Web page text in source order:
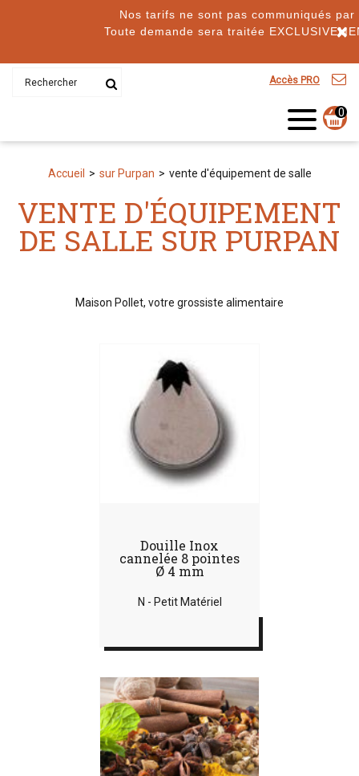
Nos tarifs ne sont pas communiqués par
Toute demande sera traitée
×
Accès PRO
0
Accueil sur Purpan vente d'équipement de salle
VENTE D'ÉQUIPEMENT
DE SALLE SUR PURPAN
Maison Pollet, votre grossiste alimentaire
Douille Inox
cannelée 8 pointes
Ø 4 mm
N - Petit Matériel